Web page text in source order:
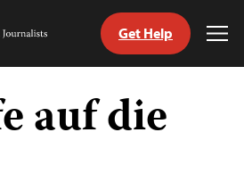
Get Help
auf die